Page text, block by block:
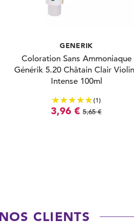
GENERIK
Coloration Sans Ammoniaque
Générik 5.20 Châtain Clair
Intense 100ml
(1)
3,96 € 5,65 €
CLIENTS